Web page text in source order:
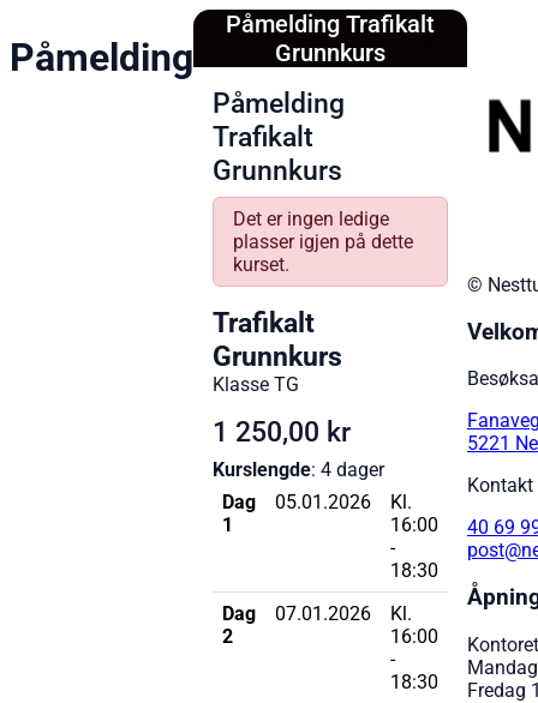
Påmelding
Påmelding Trafikalt
Grunnkurs
Påmelding
Trafikalt
Grunnkurs
Det er ingen ledige
plasser igjen på dette
kurset.
Trafikalt
Grunnkurs
Klasse TG
1 250,00 kr
Kurslengde: 4 dager
Dag
1
05.01.2026
Kl.
16:00
-
18:30
Dag
2
07.01.2026
Kl.
16:00
-
18:30
©
5221
Kontakt
40 69
Fredag